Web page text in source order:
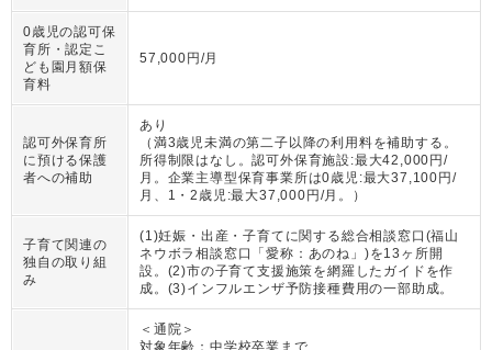
0歳児の認可保
育所・認定こ
ども園月額保
育料
57,000円/月
認可外保育所
に預ける保護
者への補助
あり
（ 満3歳児未満の第二子以降の利用料を補助する。
所得制限はなし。認可外保育施設:最大42,000円/
月。企業主導型保育事業所は0歳児:最大37,100円/
月、1・2歳児:最大37,000円/月。
）
子育て関連の
独自の取り組
み
(1)妊娠・出産・子育てに関する総合相談窓口(福山
ネウボラ相談窓口「愛称：あのね」)を13ヶ所開
設。(2)市の子育て支援施策を網羅したガイドを作
成。(3)インフルエンザ予防接種費用の一部助成。
＜通院＞
対象年齢： 中学校卒業まで